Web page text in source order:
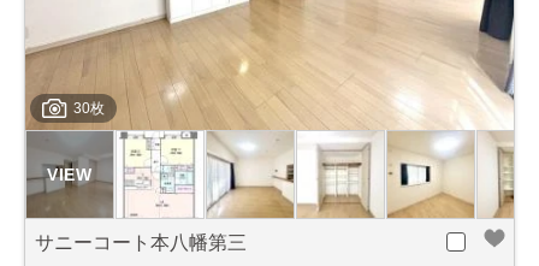
30枚
サニーコート本八幡第三